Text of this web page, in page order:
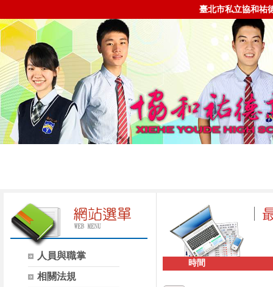
臺北市私立協和祐
人員與職掌
相關法規
時間